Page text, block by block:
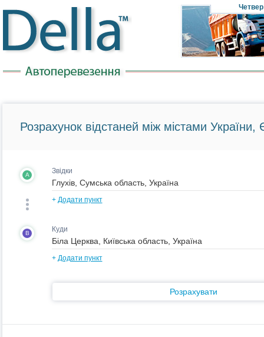
Четвер
Розрахунок відстаней між містами України,
A Звідки
+ Додати пункт
B Куди
+ Додати пункт
Розрахувати